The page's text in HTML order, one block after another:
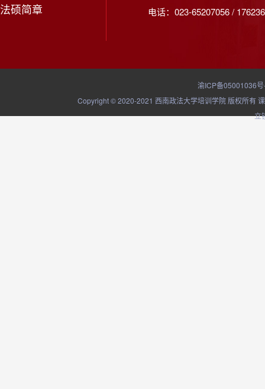
法硕简章
电话：023-65207056 /
渝ICP备05001036
Copyright © 2020-2021 西南政法大学培训学院 版权所有
立